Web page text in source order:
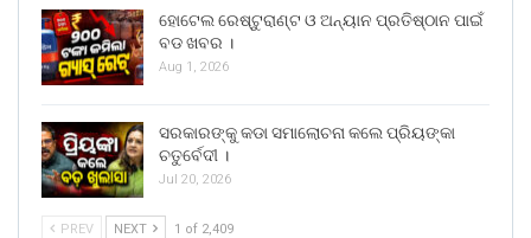
ହୋଟେଲ ରେଷ୍ଟୁରାଣ୍ଟ ଓ ଅନ୍ୟାନ ପ୍ରତିଷ୍ଠାନ ପାଇଁ
ବଡ ଖବର ।
Aug 1, 2026
ସରକାରଙ୍କୁ କଡା ସମାଲୋଚନା କଲେ ପ୍ରିୟଙ୍କା
ଚତୁର୍ବେଦୀ ।
Jul 20, 2026
PREV NEXT 1 of 2,409